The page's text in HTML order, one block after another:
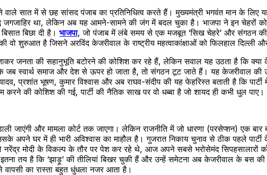
वाले सात में से छह सांसद पंजाब का प्रतिनिधित्व करते हैं। मुख्यमंत्री भगवंत मान के लिए
जगजाहिर था, लेकिन अब यह आमने-सामने की जंग में बदल चुका है। भाजपा ने इन चेहरों
बिछा दी है। भाजपा, जो पंजाब में लंबे समय से एक मजबूत ‘सिख चेहरे’ और संगठन
वो शुरुआत है जिसने अरविंद केजरीवाल के राष्ट्रीय महत्वाकांक्षाओं को फिलहाल दिल्ली
जनता की सहानुभूति बटोरने की कोशिश कर रहे हैं, लेकिन सवाल यह उठता है कि
जब स्वार्थ समाज और देश से ऊपर हो जाता है, तो संगठन टूट जाते हैं। यह केजरीवाल की
प्रशांत भूषण, कुमार विश्वास और अब राघव-संदीप की यह फेहरिस्त बताती है कि
की कोशिश की गई, पार्टी की नैतिक साख पर वो धब्बा है जो शायद ही कभी धुल पाए।
जाएंगी और मामला कोर्ट तक जाएगा। लेकिन राजनीति में जो धारणा (परसेप्शन) एक
अपने घर में ही भारी अविश्वास का माहौल है। गुजरात निकाय चुनाव से ठीक पहले
नरेंद्र मोदी के विकल्प के तौर पर पेश कर रहे थे, आज अपने सबसे भरोसेमंद सिपहसालारों
तय है कि ‘झाड़ू’ की तीलियां बिखर चुकी हैं और उन्हें समेटना अब केजरीवाल के बस की
वापसी का रास्ता बहुत धुंधला नजर आता है।